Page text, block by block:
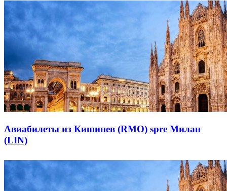
Авиабилеты из Кишинев (RMO) spre Милан
(LIN)